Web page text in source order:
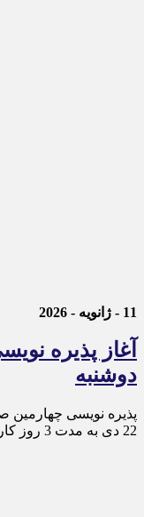
11 - ژانویه - 2026
آغاز پذیره
دوشنبه
پذیره‌ نویسی چهارمین
22 دی به مدت 3 روز کاری آغاز می‌شود.